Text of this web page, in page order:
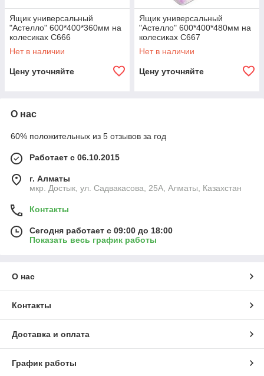
Ящик универсальный
"Астелло" 600*400*360мм на
колесиках С666
Нет в наличии
Цену уточняйте
Ящик универсальный
"Астелло" 600*400*480мм на
колесиках С667
Нет в наличии
Цену уточняйте
О нас
60% положительных из 5 отзывов за год
Работает с 06.10.2015
г. Алматы
мкр. Достык, ул. Садвакасова, 25А, Алматы, Казахстан
Контакты
Сегодня работает с 09:00 до 18:00
Показать весь график работы
О нас
Контакты
Доставка и оплата
График работы